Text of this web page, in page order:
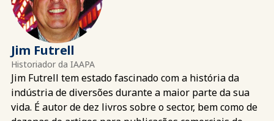
Jim Futrell
Historiador da IAAPA
Jim Futrell tem estado fascinado com a história da
indústria de diversões durante a maior parte da sua
vida. É autor de dez livros sobre o sector, bem como de